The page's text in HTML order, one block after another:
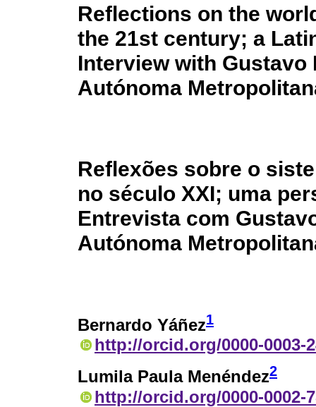
Reflections on the
the 21st century; a
Interview with
Autónoma
Reflexões sobre o
no século XXI; uma
Entrevista com
Autónoma
Bernardo Yáñez1
http://orcid.org/0000-0003-
Lumila Paula Menéndez2
http://orcid.org/0000-0002-